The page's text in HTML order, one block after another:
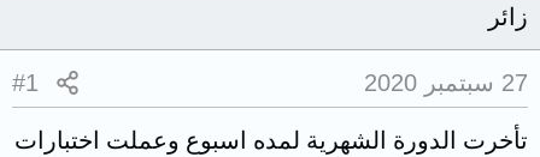
زائر
27 سبتمبر 2020 #1
تأخرت الدورة الشهرية لمده اسبوع وعملت اختبارات